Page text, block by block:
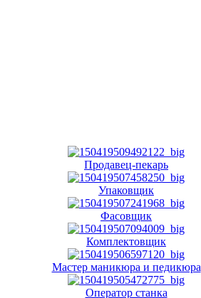
Продавец-пекарь
Упаковщик
Фасовщик
Комплектовщик
Мастер маникюра и педикюра
Оператор станка